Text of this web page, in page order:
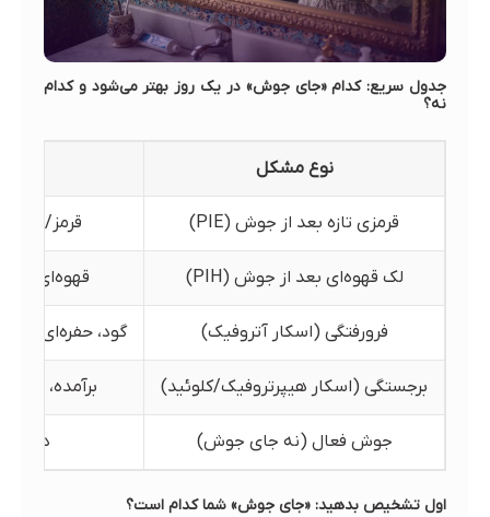
جدول سریع: کدام «جای جوش» در یک روز بهتر می‌شود و کدام
نه؟
نوع مشکل
قرمزی تازه بعد از جوش (PIE) قرمز/
لک قهوه‌ای بعد از جوش (PIH) قهوه‌ای/
فرورفتگی (اسکار آتروفیک) گود، حفره‌ای،
برجستگی (اسکار هیپرتروفیک/کلوئید) برآمده،
جوش فعال (نه جای جوش) دانه
اول تشخیص بدهید: «جای جوش» شما کدام است؟